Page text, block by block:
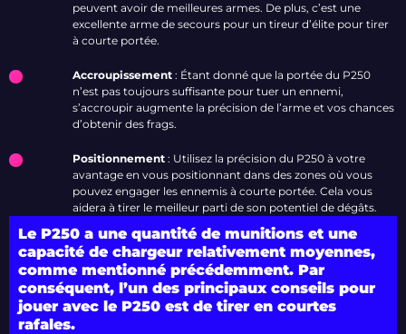
peuvent avoir de meilleures armes. De plus, c’est une
excellente arme de secours pour un tireur d’élite pour tirer
à courte portée.
Accroupissement : Étant donné que la portée du P250
n’est pas toujours suffisante pour tuer un ennemi,
s’accroupir augmente la précision de l’arme et vos chances
d’obtenir des frags.
Positionnement : Utilisez la précision du P250 à votre
avantage en vous positionnant dans des zones où vous
pouvez engager les ennemis à courte portée. Cela vous
aidera à tirer le meilleur parti de son potentiel de dégâts.
Le P250 a une quantité de munitions et une
capacité de chargeur relativement moyennes,
comme mentionné précédemment. Par
conséquent, l’un des principaux conseils pour
jouer avec le P250 est de tirer en courtes
rafales.